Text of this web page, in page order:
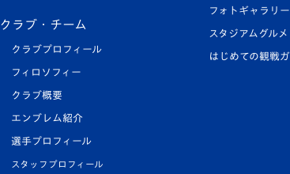
クラブ・チーム
クラブプロフィール
フィロソフィー
クラブ概要
エンブレム紹介
選手プロフィール
スタッフプロフィール
フォトギャラリー
スタジアムグルメ
はじめての観戦